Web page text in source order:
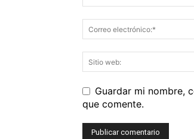
Guardar mi nombre,
que comente.